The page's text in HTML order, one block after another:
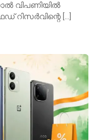
വിപണിയിൽ
റിസർവിന്റെ […]